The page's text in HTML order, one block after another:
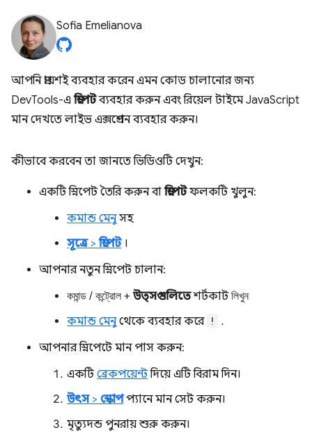
Sofia Emelianova
আপনি প্রায়শই ব্যবহার করেন এমন কোড চালানোর জন্য
DevTools-এস্নিপেটব্যবহার করুন এবং রিয়েল টাইমে JavaScript
মান দেখতে লাইভ এক্সপ্রেশন ব্যবহার করুন।
কীভাবে করবেন তা জানতে ভিডিওটি দেখুন:
একটি স্নিপেট তৈরি করুন বাস্নিপেটফলকটি খুলুন:
কমান্ড মেনুসহ
সূত্রে>স্নিপেট।
আপনার নতুন স্নিপেট চালান:
কমান্ড / কন্ট্রোল + উত্সগুলিতেশর্টকাটলিখুন
কমান্ড মেনুথেকে ব্যবহার করে !
.
আপনার স্নিপেটে মান পাস করুন:
একটিব্রেকপয়েন্টদিয়ে এটি বিরাম দিন।
উৎস> স্কোপপ্যানে মান সেট করুন।
মৃত্যুদন্ড পুনরায় শুরু করুন।